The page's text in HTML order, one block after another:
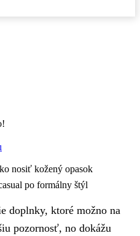
nosiť kožený opasok
doplnky, ktoré možno na
pozornosť, no dokážu